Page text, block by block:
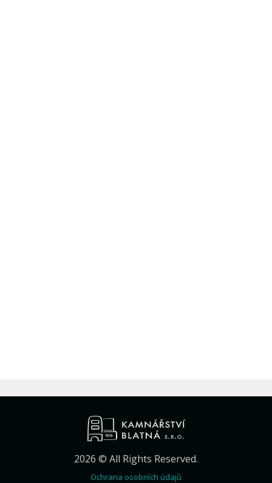
2026 © All Rights Reserved.
Ochrana osobních údajů